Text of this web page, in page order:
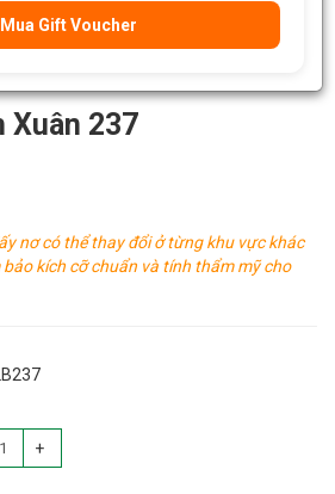
Xuân 237
nơ có thể thay đổi ở từng khu vực khác
kích cỡ chuẩn và tính thẩm mỹ cho
+
Mua Gift Voucher